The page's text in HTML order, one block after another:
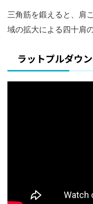
三角筋を鍛えると、肩
域の拡大による四十肩
ラットプルダウ